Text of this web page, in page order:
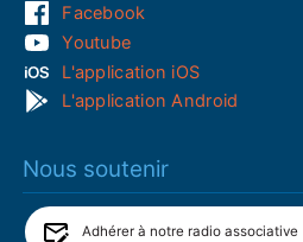
Facebook
Youtube
L'application iOS
L'application Android
Nous soutenir
Adhérer à notre radio associative